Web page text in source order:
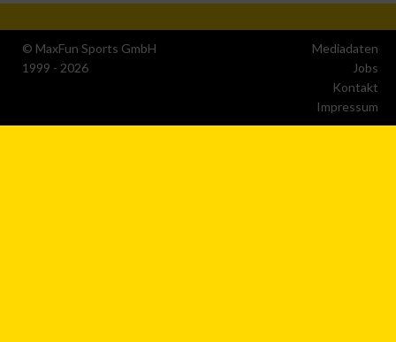
© MaxFun Sports GmbH
1999 - 2026
Mediadaten
Jobs
Kontakt
Impressum
Verwendung von Profilen zur Auswahl personalisierter
Werbung
Erstellung von Profilen zur Personalisierung von Inhalten